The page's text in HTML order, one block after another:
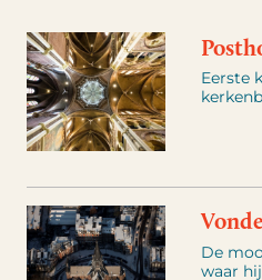
Eerste
De
waar